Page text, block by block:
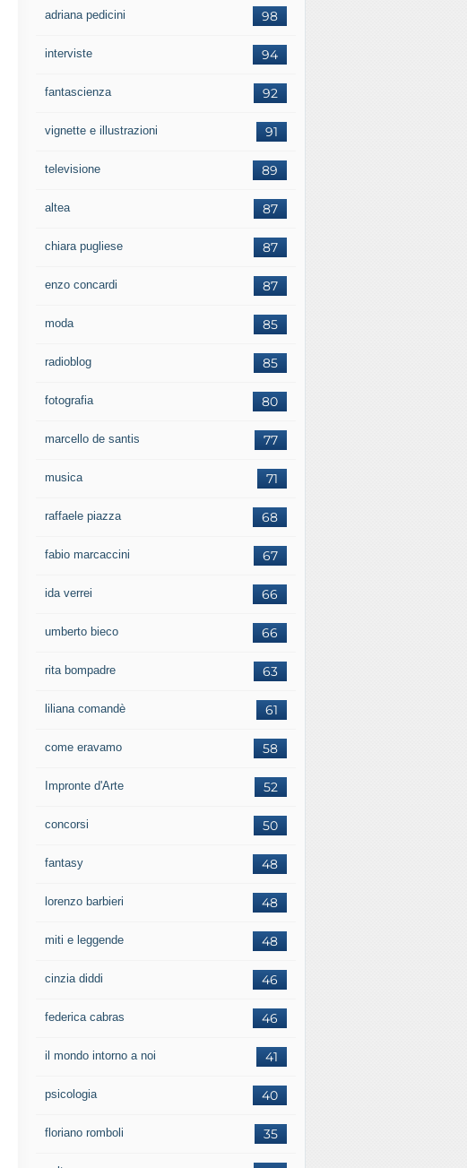
98
adriana pedicini
94
interviste
92
fantascienza
91
vignette e illustrazioni
89
televisione
87
altea
87
chiara pugliese
87
enzo concardi
85
moda
85
radioblog
80
fotografia
77
marcello de santis
71
musica
68
raffaele piazza
67
fabio marcaccini
66
ida verrei
66
umberto bieco
63
rita bompadre
61
liliana comandè
58
come eravamo
52
Impronte d'Arte
50
concorsi
48
fantasy
48
lorenzo barbieri
48
miti e leggende
46
cinzia diddi
46
federica cabras
41
il mondo intorno a noi
40
psicologia
35
floriano romboli